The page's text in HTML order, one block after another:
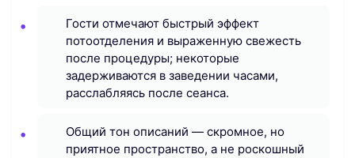
Гости отмечают быстрый эффект
потоотделения и выраженную свежесть
после процедуры; некоторые
задерживаются в заведении часами,
расслабляясь после сеанса.
Общий тон описаний — скромное, но
приятное пространство, а не роскошный